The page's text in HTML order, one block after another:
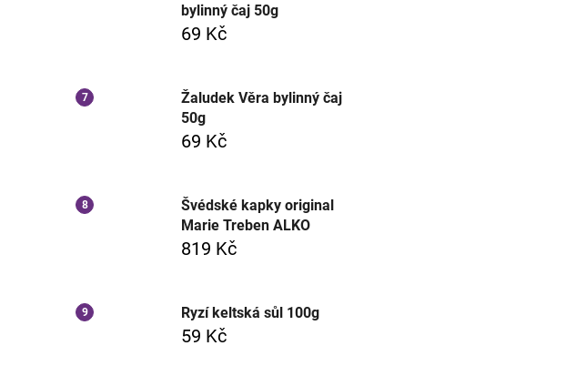
bylinný čaj 50g
69 Kč
Žaludek Věra bylinný čaj
50g
69 Kč
Švédské kapky original
Marie Treben ALKO
819 Kč
Ryzí keltská sůl 100g
59 Kč